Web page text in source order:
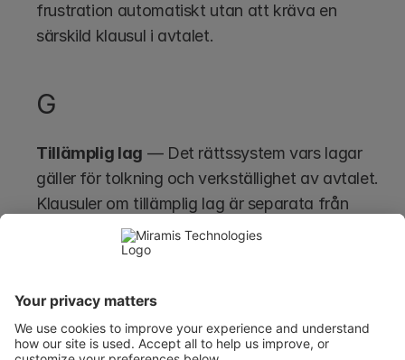
frustration automatiskt utan att kräva en
särskild klausul i avtalet.
G
Tillämplig lag — Det rättssystem vars lagar
gäller för tolkning och verkställighet av avtalet.
Klausuler om tillämplig lag är separata från
jurisdiktionsklausuler; de avgör vilket lands rätt
som gäller, medan jurisdiktionsklausuler avgör
tvister. Båda bör alltid anges uttryckligen i
gränsöverskridande överenskommelser.